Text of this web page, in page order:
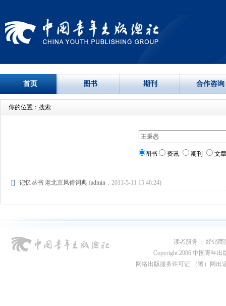
首页 图书 期刊 合作咨询
你的位置：搜索
图书 资讯 期刊 文章
[] 记忆丛书 老北京风俗词典(admin，2011-5-11 15:46:24)
读者服务
经销商
Copyright 2006 中国青年出
网络出版服务许可证 （署）网出